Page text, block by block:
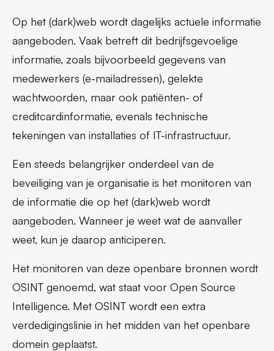
Op het (dark)web wordt dagelijks actuele informatie
aangeboden. Vaak betreft dit bedrijfsgevoelige
informatie, zoals bijvoorbeeld gegevens van
medewerkers (e-mailadressen), gelekte
wachtwoorden, maar ook patiënten- of
creditcardinformatie, evenals technische
tekeningen van installaties of IT-infrastructuur.
Een steeds belangrijker onderdeel van de
beveiliging van je organisatie is het monitoren van
de informatie die op het (dark)web wordt
aangeboden. Wanneer je weet wat de aanvaller
weet, kun je daarop anticiperen.
Het monitoren van deze openbare bronnen wordt
OSINT genoemd, wat staat voor Open Source
Intelligence. Met OSINT wordt een extra
verdedigingslinie in het midden van het openbare
domein geplaatst.